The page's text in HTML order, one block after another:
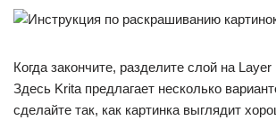
Когда закончите, разделите слой на Layer
Здесь Krita предлагает несколько
сделайте так, как картинка выглядит